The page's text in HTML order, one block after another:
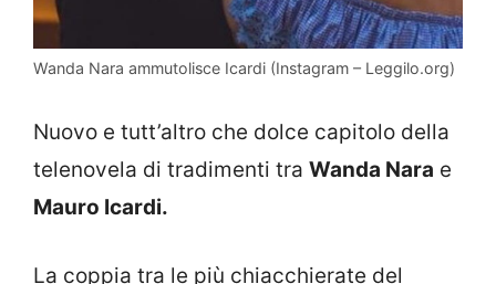
Wanda Nara ammutolisce Icardi (Instagram – Leggilo.org)
Nuovo e tutt’altro che dolce capitolo della
telenovela di tradimenti tra Wanda Nara e
Mauro Icardi.
La coppia tra le più chiacchierate del